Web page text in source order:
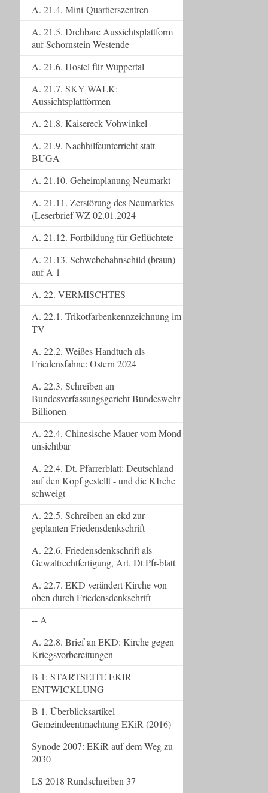
A. 21.4. Mini-Quartierszentren
A. 21.5. Drehbare Aussichtsplattform
auf Schornstein Westende
A. 21.6. Hostel für Wuppertal
A. 21.7. SKY WALK:
Aussichtsplattformen
A. 21.8. Kaisereck Vohwinkel
A. 21.9. Nachhilfeunterricht statt
BUGA
A. 21.10. Geheimplanung Neumarkt
A. 21.11. Zerstörung des Neumarktes
(Leserbrief WZ 02.01.2024
A. 21.12. Fortbildung für Geflüchtete
A. 21.13. Schwebebahnschild (braun)
auf A 1
A. 22. VERMISCHTES
A. 22.1. Trikotfarbenkennzeichnung im
TV
A. 22.2. Weißes Handtuch als
Friedensfahne: Ostern 2024
A. 22.3. Schreiben an
Bundesverfassungsgericht Bundeswehr
Billionen
A. 22.4. Chinesische Mauer vom Mond
unsichtbar
A. 22.4. Dt. Pfarrerblatt: Deutschland
auf den Kopf gestellt - und die KIrche
schweigt
A. 22.5. Schreiben an ekd zur
geplanten Friedensdenkschrift
A. 22.6. Friedensdenkschrift als
Gewaltrechtfertigung, Art. Dt Pfr-blatt
A. 22.7. EKD verändert Kirche von
oben durch Friedensdenkschrift
-- A
A. 22.8. Brief an EKD: Kirche gegen
Kriegsvorbereitungen
B 1: STARTSEITE EKIR
ENTWICKLUNG
B 1. Überblicksartikel
Gemeindeentmachtung EKiR (2016)
Synode 2007: EKiR auf dem Weg zu
2030
LS 2018 Rundschreiben 37